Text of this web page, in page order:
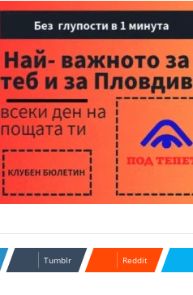
Tumblr Reddit